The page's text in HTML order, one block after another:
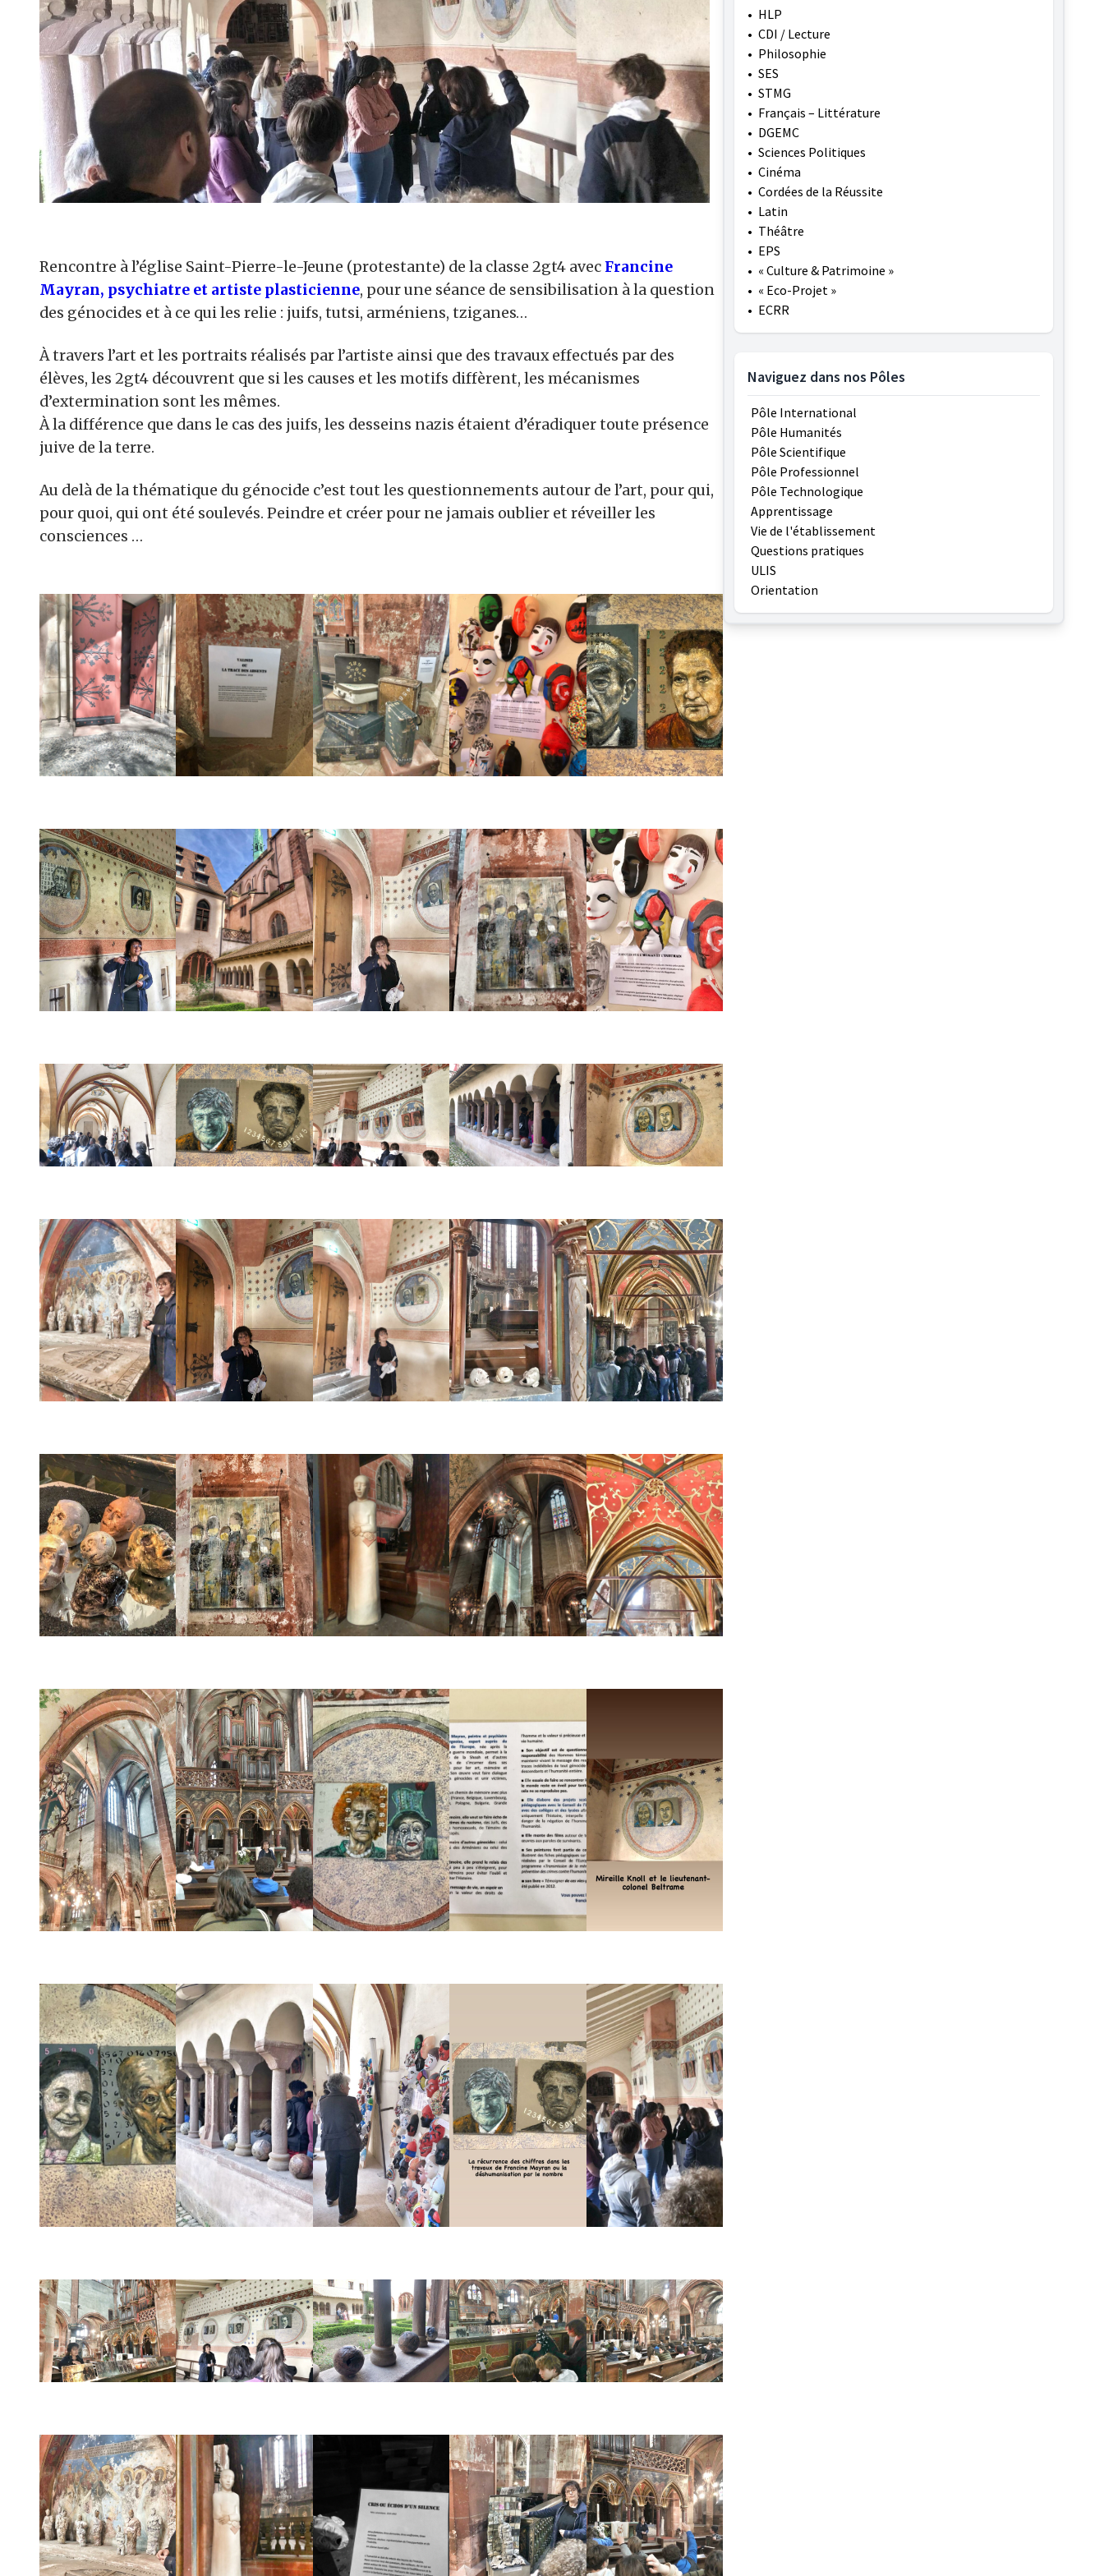
Rencontre à l’église Saint-Pierre-le-Jeune (protestante) de la classe 2gt4 avecFrancine
Mayran, psychiatre et artiste plasticienne, pour une séance de sensibilisation à la question
des génocides et à ce qui les relie : juifs, tutsi, arméniens, tziganes…
À travers l’art et les portraits réalisés par l’artiste ainsi que des travaux effectués par des
élèves, les 2gt4 découvrent que si les causes et les motifs diffèrent, les mécanismes
d’extermination sont les mêmes.
À la différence que dans le cas des juifs, les desseins nazis étaient d’éradiquer toute présence
juive de la terre.
Au delà de la thématique du génocide c’est tout les questionnements autour de l’art, pour qui,
pour quoi, qui ont été soulevés. Peindre et créer pour ne jamais oublier et réveiller les
consciences …
• HLP
• CDI / Lecture
• Philosophie
• SES
• STMG
• Français – Littérature
• DGEMC
• Sciences Politiques
• Cinéma
• Cordées de la Réussite
• Latin
• Théâtre
• EPS
• « Culture & Patrimoine »
• « Eco-Projet »
• ECRR
Naviguez dans nos Pôles
Pôle International
Pôle Humanités
Pôle Scientifique
Pôle Professionnel
Pôle Technologique
Apprentissage
Vie de l'établissement
Questions pratiques
ULIS
Orientation